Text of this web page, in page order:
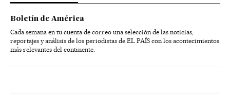
Boletín de América
Cada semana en tu cuenta de correo una selección de las noticias,
reportajes y análisis de los periodistas de EL PAÍS con los acontecimientos
más relevantes del continente.